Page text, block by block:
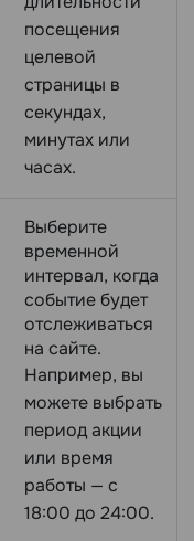
посещения
целевой
страницы в
секундах,
минутах или
часах.
Выберите
временной
интервал, когда
событие будет
отслеживаться
на сайте.
Например, вы
можете выбрать
период акции
или время
работы — с
18:00 до 24:00.